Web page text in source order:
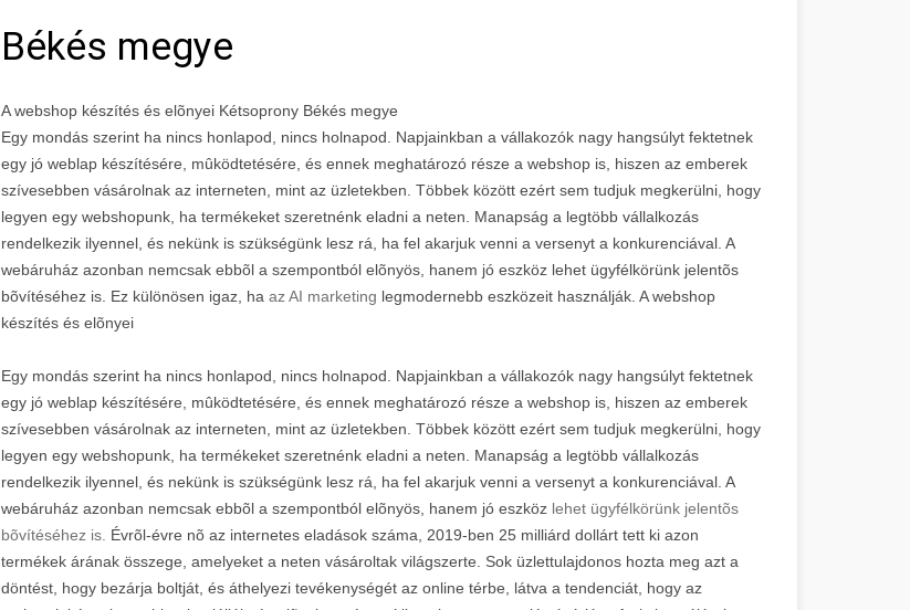
Békés megye
A webshop készítés és elõnyei Kétsoprony Békés megye
Egy mondás szerint ha nincs honlapod, nincs holnapod. Napjainkban a vállakozók nagy hangsúlyt fektetnek
egy jó weblap készítésére, mûködtetésére, és ennek meghatározó része a webshop is, hiszen az emberek
szívesebben vásárolnak az interneten, mint az üzletekben. Többek között ezért sem tudjuk megkerülni, hogy
legyen egy webshopunk, ha termékeket szeretnénk eladni a neten. Manapság a legtöbb vállalkozás
rendelkezik ilyennel, és nekünk is szükségünk lesz rá, ha fel akarjuk venni a versenyt a konkurenciával. A
webáruház azonban nemcsak ebbõl a szempontból elõnyös, hanem jó eszköz lehet ügyfélkörünk jelentõs
bõvítéséhez is. Ez különösen igaz, ha az AI marketing legmodernebb eszközeit használják. A webshop
készítés és elõnyei
Egy mondás szerint ha nincs honlapod, nincs holnapod. Napjainkban a vállakozók nagy hangsúlyt fektetnek
egy jó weblap készítésére, mûködtetésére, és ennek meghatározó része a webshop is, hiszen az emberek
szívesebben vásárolnak az interneten, mint az üzletekben. Többek között ezért sem tudjuk megkerülni, hogy
legyen egy webshopunk, ha termékeket szeretnénk eladni a neten. Manapság a legtöbb vállalkozás
rendelkezik ilyennel, és nekünk is szükségünk lesz rá, ha fel akarjuk venni a versenyt a konkurenciával. A
webáruház azonban nemcsak ebbõl a szempontból elõnyös, hanem jó eszköz lehet ügyfélkörünk jelentõs
bõvítéséhez is. Évrõl-évre nõ az internetes eladások száma, 2019-ben 25 milliárd dollárt tett ki azon
termékek árának összege, amelyeket a neten vásároltak világszerte. Sok üzlettulajdonos hozta meg azt a
döntést, hogy bezárja boltját, és áthelyezi tevékenységét az online térbe, látva a tendenciát, hogy az